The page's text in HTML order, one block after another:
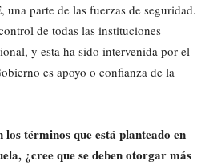
una parte de las fuerzas de seguridad.
de todas las instituciones
y esta ha sido intervenida por el
es apoyo o confianza de la
términos que está planteado en
¿cree que se deben otorgar más